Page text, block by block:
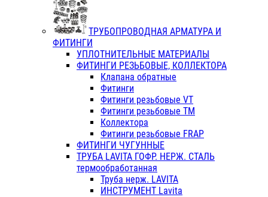
ТРУБОПРОВОДНАЯ АРМАТУРА И
ФИТИНГИ
УПЛОТНИТЕЛЬНЫЕ МАТЕРИАЛЫ
ФИТИНГИ РЕЗЬБОВЫЕ, КОЛЛЕКТОРА
Клапана обратные
Фитинги
Фитинги резьбовые VT
Фитинги резьбовые ТМ
Коллектора
Фитинги резьбовые FRAP
ФИТИНГИ ЧУГУННЫЕ
ТРУБА LAVITA ГОФР. НЕРЖ. СТАЛЬ
термообработанная
Труба нерж. LAVITA
ИНСТРУМЕНТ Lavita